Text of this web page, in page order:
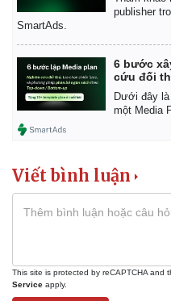
Kinh tế
Bất động sản
publisher
SmartAds.
6 bước
cứu đối
Dưới đây
một Media
Viết bình luận
This site is protected by reCAPTCHA and
Service apply.